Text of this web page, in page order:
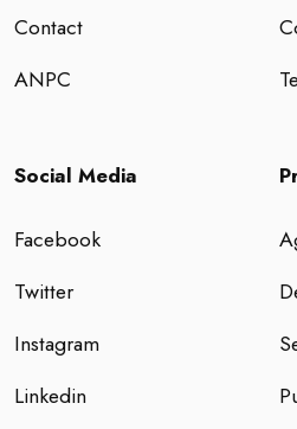
Contact
ANPC
Social Media
Facebook
Twitter
Instagram
Linkedin